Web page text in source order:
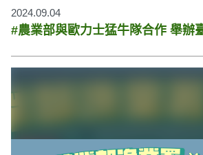
2024.09.04
#農業部與歐力士猛牛隊合作 舉辦